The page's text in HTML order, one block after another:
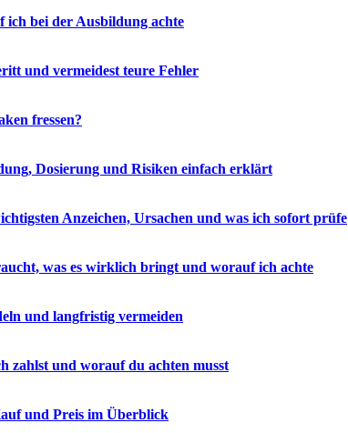
bei der Ausbildung achte
und vermeidest teure Fehler
fressen?
Dosierung und Risiken einfach erklärt
Anzeichen, Ursachen und was ich sofort prüfe
was es wirklich bringt und worauf ich achte
und langfristig vermeiden
zahlst und worauf du achten musst
und Preis im Überblick